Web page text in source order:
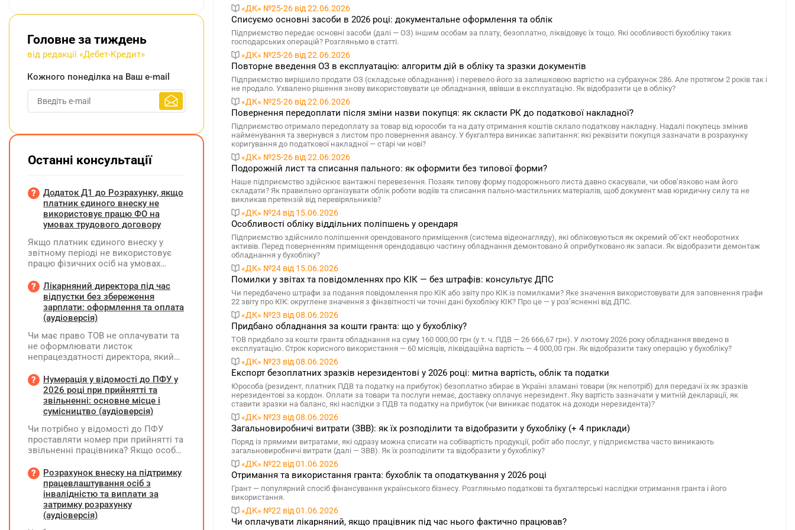
«ДК» №25-26 від 22.06.2026
Списуємо основні засоби в 2026 році: документальне оформлення та облік
Підприємство передає основні засоби (далі — ОЗ) іншим особам за плату, безоплатно, ліквідовує їх тощо. Які особливості бухобліку таких
господарських операцій? Розгляньмо в статті.
«ДК» №25-26 від 22.06.2026
Повторне введення ОЗ в експлуатацію: алгоритм дій в обліку та зразки документів
Підприємство вирішило продати ОЗ (складське обладнання) і перевело його за залишковою вартістю на субрахунок 286. Але протягом 2 років так і
не продало. Ухвалено рішення знову використовувати це обладнання, ввівши в експлуатацію. Як відобразити це в обліку?
«ДК» №25-26 від 22.06.2026
Повернення передоплати після зміни назви покупця: як скласти РК до податкової накладної?
Підприємство отримало передоплату за товар від юрособи та на дату отримання коштів склало податкову накладну. Надалі покупець змінив
найменування та звернувся з листом про повернення авансу. У бухгалтера виникає запитання: які реквізити покупця зазначати в розрахунку
коригування до податкової накладної — старі чи нові?
«ДК» №25-26 від 22.06.2026
Подорожній лист та списання пального: як оформити без типової форми?
Наше підприємство здійснює вантажні перевезення. Позаяк типову форму подорожнього листа давно скасували, чи обов’язково нам його
складати? Як правильно організувати облік роботи водіїв та списання пально-мастильних матеріалів, щоб документ мав юридичну силу та не
викликав претензій від перевіряльників?
«ДК» №24 від 15.06.2026
Особливості обліку віддільних поліпшень у орендаря
Підприємство здійснило поліпшення орендованого приміщення (система відеонагляду), які обліковуються як окремий об’єкт необоротних
активів. Перед поверненням приміщення орендодавцю частину обладнання демонтовано й оприбутковано як запаси. Як відобразити демонтаж
обладнання у бухобліку?
«ДК» №24 від 15.06.2026
Помилки у звітах та повідомленнях про КІК — без штрафів: консультує ДПС
Чи передбачено штрафи за подання повідомлення про КІК або звіту про КІК із помилками? Яке значення використовувати для заповнення графи
22 звіту про КІК: округлене значення з фінзвітності чи точні дані бухобліку КІК? Про це — у роз’ясненні від ДПС.
«ДК» №23 від 08.06.2026
Придбано обладнання за кошти гранта: що у бухобліку?
ТОВ придбало за кошти гранта обладнання на суму 160 000,00 грн (у т. ч. ПДВ — 26 666,67 грн). У лютому 2026 року обладнання введено в
експлуатацію. Строк корисного використання — 60 місяців, ліквідаційна вартість — 4 000,00 грн. Як відобразити таку операцію у бухобліку?
«ДК» №23 від 08.06.2026
Експорт безоплатних зразків нерезидентові у 2026 році: митна вартість, облік та податки
Юрособа (резидент, платник ПДВ та податку на прибуток) безоплатно збирає в Україні зламані товари (як непотріб) для передачі їх як зразків
нерезидентові за кордон. Оплати за товари та послуги немає, доставку оплачує нерезидент. Яку вартість зазначати у митній декларації, як
ставити зразки на баланс, які наслідки з ПДВ та податку на прибуток (чи виникає податок на доходи нерезидента)?
«ДК» №23 від 08.06.2026
Загальновиробничі витрати (ЗВВ): як їх розподілити та відобразити у бухобліку (+ 4 приклади)
Поряд із прямими витратами, які одразу можна списати на собівартість продукції, робіт або послуг, у підприємства часто виникають
загальновиробничі витрати (далі — ЗВВ). Як їх розподілити та відобразити у бухобліку?
«ДК» №22 від 01.06.2026
Отримання та використання гранта: бухоблік та оподаткування у 2026 році
Грант — популярний спосіб фінансування українського бізнесу. Розгляньмо податкові та бухгалтерські наслідки отримання гранта і його
використання.
«ДК» №22 від 01.06.2026
Чи оплачувати лікарняний, якщо працівник під час нього фактично працював?
Головне за тиждень
від редакції «Дебет-Кредит»
Кожного понеділка на Ваш e-mail
Останні консультації
Додаток Д1 до Розрахунку, якщо
платник єдиного внеску не
використовує працю ФО на
умовах трудового договору
Якщо платник єдиного внеску у
звітному періоді не використовує
працю фізичних осіб на умовах
на інших умовах, передбачених
законодавством, Додаток Д1/
Додаток ФІЗ-Д1 за відповідний
період не подається
Лікарняний директора під час
відпустки без збереження
зарплати: оформлення та оплата
(аудіоверсія)
Чи має право ТОВ не оплачувати та
не оформлювати листок
непрацездатності директора, який
збереження заробітної плати під час
призупинення діяльності
підприємства?
Нумерація у відомості до ПФУ у
2026 році при прийнятті та
звільненні: основне місце і
сумісництво (аудіоверсія)
Чи потрібно у відомості до ПФУ
проставляти номер при прийнятті та
звільненні працівника? Якщо особа
місцем роботи та за сумісництвом,
чи рахується це як два роботодавці?
Розрахунок внеску на підтримку
працевлаштування осіб з
інвалідністю та виплати за
затримку розрахунку
(аудіоверсія)